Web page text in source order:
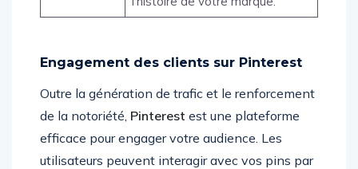
Engagement des clients sur Pinterest
Outre la génération de trafic et le renforcement
de la notoriété, Pinterest est une plateforme
efficace pour engager votre audience. Les
utilisateurs peuvent interagir avec vos pins par